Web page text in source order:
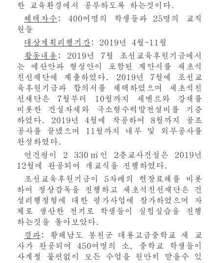
한 교육환경에서 공부하도록 하는것이다.
혜택자수 : 400여명의 학생들과 25명의 교직
원들
대상계획리행기간 : 2019년 4월-11월
활동내용 : 2019년 7월 조선교육후원기금에서
는 예산안과 형성안이 포함된 제안서를 새초석
친선재단에 제출하였다. 2019년 7월에 조선교
육후원기금과 합의서를 채택하였으며 새초석친
선재단은 7월부터 10월까지 세멘트와 강재를
비롯한 건설자재와 극소형수력발전설비를 기증
하였다. 2019년 4월에 착공하여 8월까지 골조
공사를 끝냈으며 11월까지 내부 및 외부공사를
완성하였다.
연건평이 2 330㎡인 2층교사건설은 2019년
12월에 완공되여 개교식을 진행하였다.
조선교육후원기금이 5차례의 현장료해를 비롯
하여 정상감독을 진행하고 새초석친선재단은 건
설리행정형에 대한 평가사업에 참가하였으며 자
체로 생산한 전기로 학생들이 실험실습을 진행
하는것을 돌아보았다.
결과 : 황해남도 봉천군 대룡고급중학교 새 교
사가 완공되여 450여명의 소, 중학교 학생들이
사계절 불편없이 모든 수업을 원만히 받을수 있